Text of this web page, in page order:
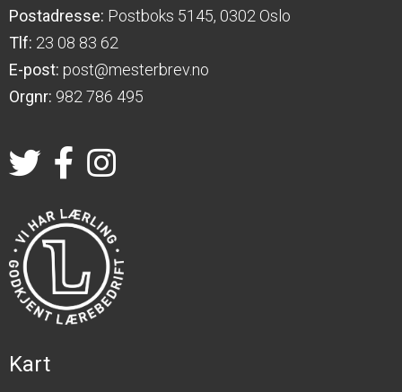
Postadresse: Postboks 5145, 0302 Oslo
Tlf: 23 08 83 62
E-post: post@mesterbrev.no
Orgnr: 982 786 495
Kart